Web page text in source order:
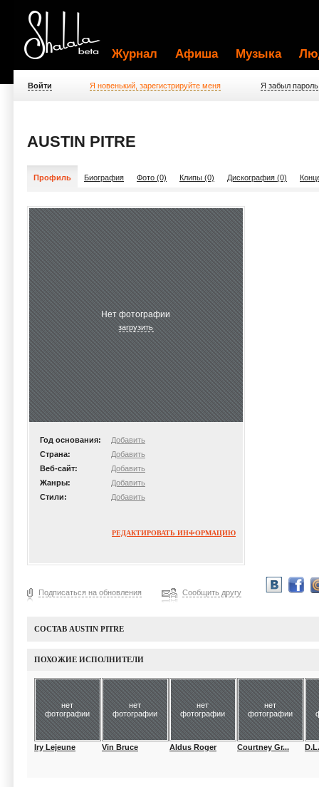
Журнал Афиша Музыка
Войти Я новенький, зарегистрируйте меня Я забыл пароль
AUSTIN PITRE
Профиль Биография Фото (0) Клипы (0) Дискография (0)
Нет фотографии
загрузить
Год основания:
Добавить
Страна:
Добавить
Веб-сайт:
Добавить
Жанры:
Добавить
Стили:
Добавить
РЕДАКТИРОВАТЬ ИНФОРМАЦИЮ
Подписаться на обновления Сообщить другу
СОСТАВ AUSTIN PITRE
ПОХОЖИЕ ИСПОЛНИТЕЛИ
нет
фотографии
Iry Lejeune
нет
фотографии
Vin Bruce
нет
фотографии
Aldus Roger
нет
фотографии
Courtney Gr...